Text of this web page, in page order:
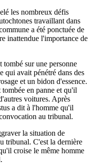
les nombreux défis
travaillant dans
a été ponctuée de
inattendue l'importance de
tombé sur une personne
qui avait pénétré dans des
et un bidon d'essence.
en panne et qu'il
voitures. Après
a dit à l'homme qu'il
au tribunal.
la situation de
tribunal. C'est la dernière
croise le même homme